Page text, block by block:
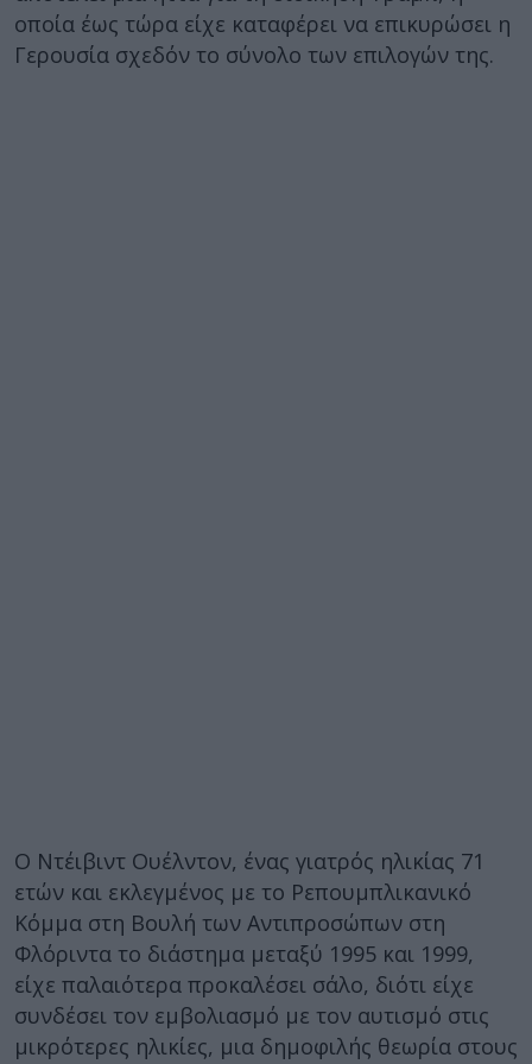
οποία έως τώρα είχε καταφέρει να επικυρώσει η
Γερουσία σχεδόν το σύνολο των επιλογών της.
Ο Ντέιβιντ Ουέλντον, ένας γιατρός ηλικίας 71
ετών και εκλεγμένος με το Ρεπουμπλικανικό
Κόμμα στη Βουλή των Αντιπροσώπων στη
Φλόριντα το διάστημα μεταξύ 1995 και 1999,
είχε παλαιότερα προκαλέσει σάλο, διότι είχε
συνδέσει τον εμβολιασμό με τον αυτισμό στις
μικρότερες ηλικίες, μια δημοφιλής θεωρία στους